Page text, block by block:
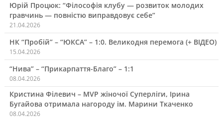
Юрій Процюк: “Філософія клубу — розвиток молодих
гравчинь — повністю виправдовує себе”
21.04.2026
НК “Пробій” – “ЮКСА” – 1:0. Великодня перемога (+ ВІДЕО)
15.04.2026
“Нива” – “Прикарпаття-Благо” – 1:1
08.04.2026
Кристина Філевич – MVP жіночої Суперліги, Ірина
Бугайова отримала нагороду ім. Марини Ткаченко
08.04.2026